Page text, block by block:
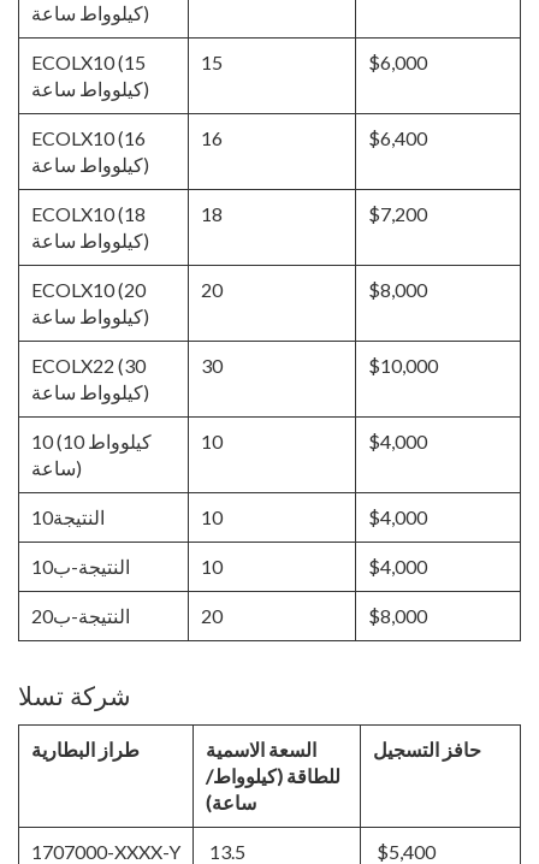
كيلوواط ساعة)
ECOLX10 (15
كيلوواط ساعة)
15 $6,000
ECOLX10 (16
كيلوواط ساعة)
16 $6,400
ECOLX10 (18
كيلوواط ساعة)
18 $7,200
ECOLX10 (20
كيلوواط ساعة)
20 $8,000
ECOLX22 (30
كيلوواط ساعة)
30 $10,000
10 (10 كيلوواط
ساعة)
10 $4,000
النتيجة10 10 $4,000
النتيجة-ب10 10 $4,000
النتيجة-ب20 20 $8,000
شركة تسلا
طراز البطارية
السعة الاسمية
للطاقة (كيلوواط/
ساعة)
حافز التسجيل
1707000-XXXX-Y
13.5 $5,400